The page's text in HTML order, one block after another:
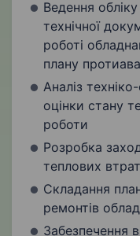
Ведення обліку
технічної
роботі
плану
Аналіз
оцінки стану
роботи
Розробка
теплових
Складання
ремонтів
Забезпечення